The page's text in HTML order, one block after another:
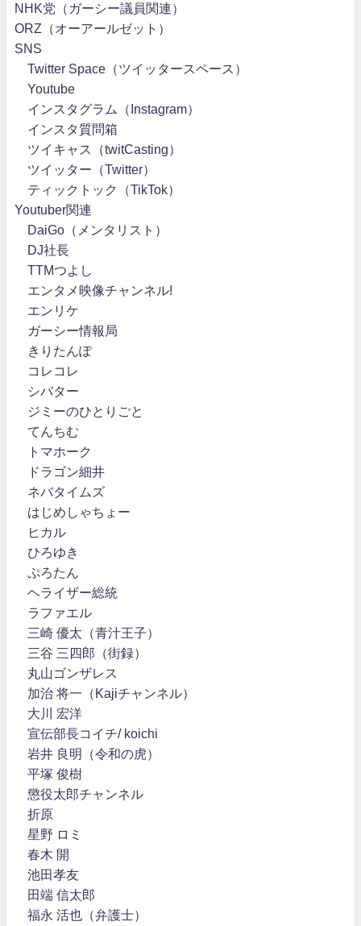
NHK党（ガーシー議員関連）
ORZ（オーアールゼット）
SNS
Twitter Space（ツイッタースペース）
Youtube
インスタグラム（Instagram）
インスタ質問箱
ツイキャス（twitCasting）
ツイッター（Twitter）
ティックトック（TikTok）
Youtuber関連
DaiGo（メンタリスト）
DJ社長
TTMつよし
エンタメ映像チャンネル!
エンリケ
ガーシー情報局
きりたんぽ
コレコレ
シバター
ジミーのひとりごと
てんちむ
トマホーク
ドラゴン細井
ネバタイムズ
はじめしゃちょー
ヒカル
ひろゆき
ぷろたん
ヘライザー総統
ラファエル
三崎 優太（青汁王子）
三谷 三四郎（街録）
丸山ゴンザレス
加治 将一（Kajiチャンネル）
大川 宏洋
宣伝部長コイチ/ koichi
岩井 良明（令和の虎）
平塚 俊樹
懲役太郎チャンネル
折原
星野 ロミ
春木 開
池田孝友
田端 信太郎
福永 活也（弁護士）